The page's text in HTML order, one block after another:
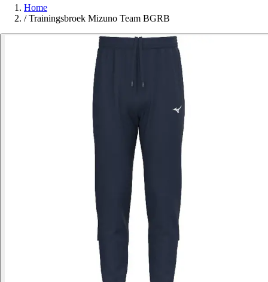
Home
/ Trainingsbroek Mizuno Team BGRB